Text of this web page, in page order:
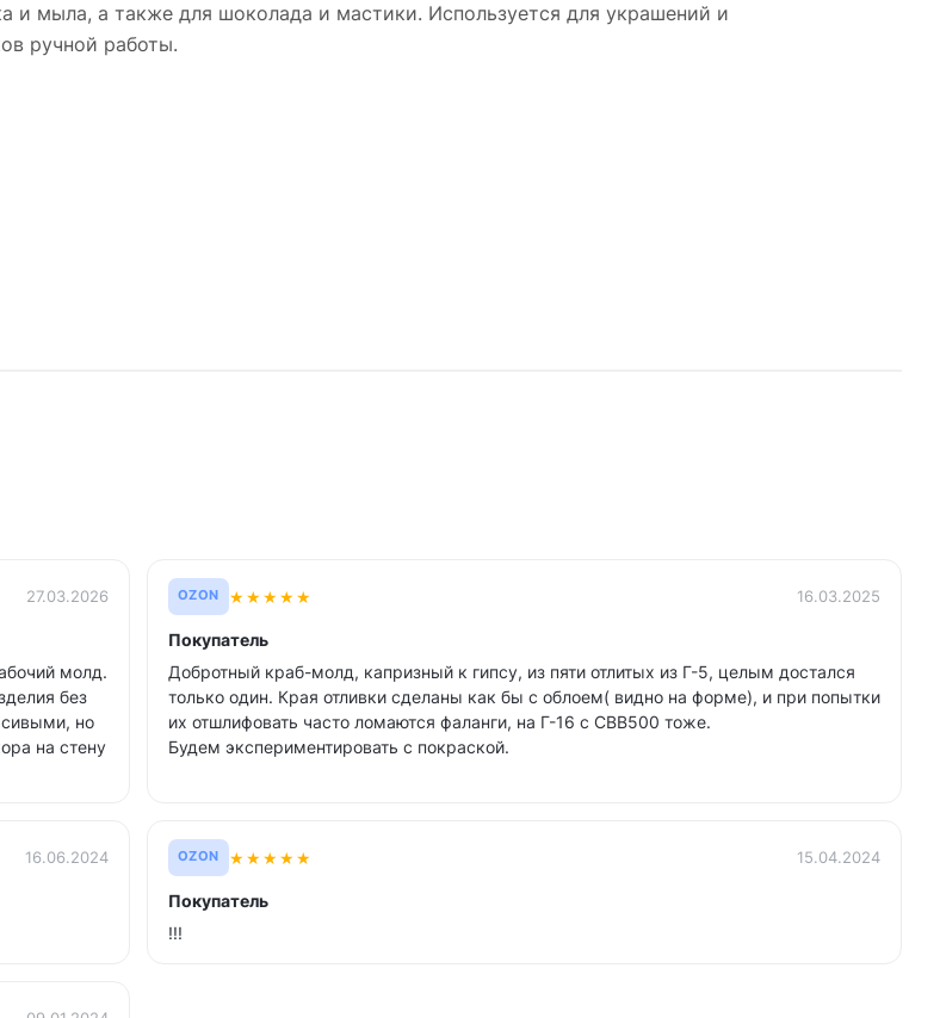
и мыла, а также для шоколада и мастики. Используется для украшений и
ручной работы.
27.03.2026
молд.
без
но
на стену
OZON ★★★★★ 16.03.2025
Покупатель
Добротный краб-молд, капризный к гипсу, из пяти отлитых из Г-5, целым достался
только один. Края отливки сделаны как бы с облоем( видно на форме), и при попытки
их отшлифовать часто ломаются фаланги, на Г-16 с СВВ500 тоже.
Будем экспериментировать с покраской.
16.06.2024 OZON ★★★★★ 15.04.2024
Покупатель
!!!